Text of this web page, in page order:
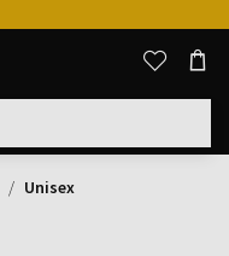
Unisex